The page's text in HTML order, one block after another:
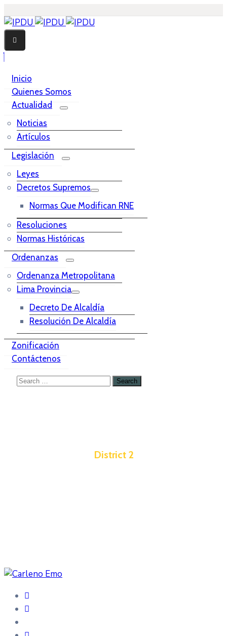
Inicio
Quienes Somos
Actualidad
Noticias
Artículos
Legislación
Leyes
Decretos Supremos
Normas Que Modifican RNE
Resoluciones
Normas Históricas
Ordenanzas
Ordenanza Metropolitana
Lima Provincia
Decreto De Alcaldía
Resolución De Alcaldía
Zonificación
Contáctenos
District 2